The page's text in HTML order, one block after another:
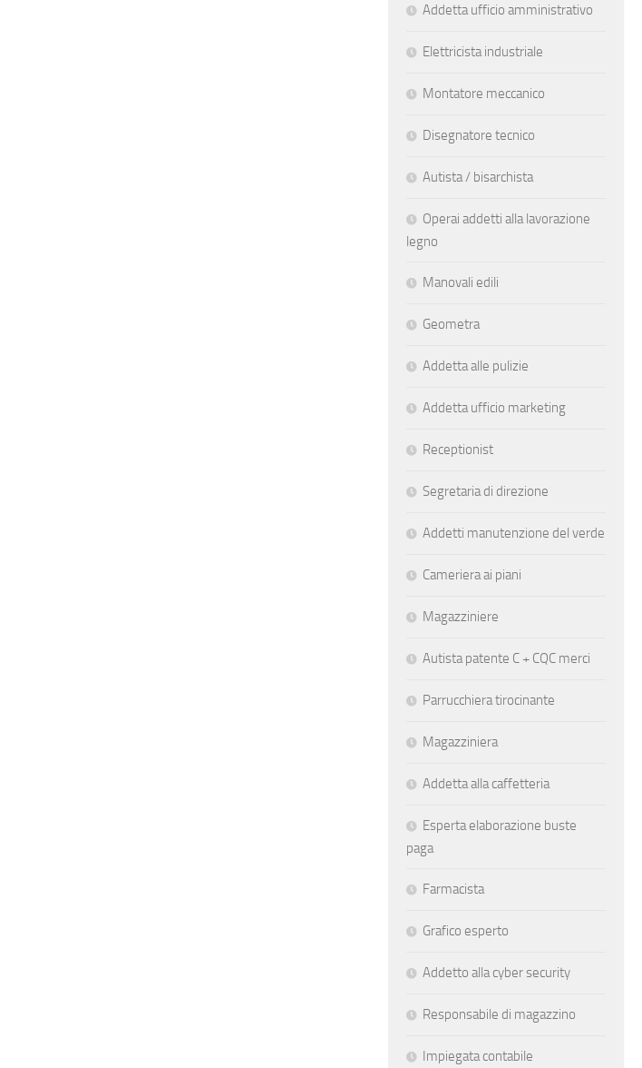
Addetta ufficio amministrativo
Elettricista industriale
Montatore meccanico
Disegnatore tecnico
Autista / bisarchista
Operai addetti alla lavorazione
legno
Manovali edili
Geometra
Addetta alle pulizie
Addetta ufficio marketing
Receptionist
Segretaria di direzione
Addetti manutenzione del verde
Cameriera ai piani
Magazziniere
Autista patente C + CQC merci
Parrucchiera tirocinante
Magazziniera
Addetta alla caffetteria
Esperta elaborazione buste
paga
Farmacista
Grafico esperto
Addetto alla cyber security
Responsabile di magazzino
Impiegata contabile